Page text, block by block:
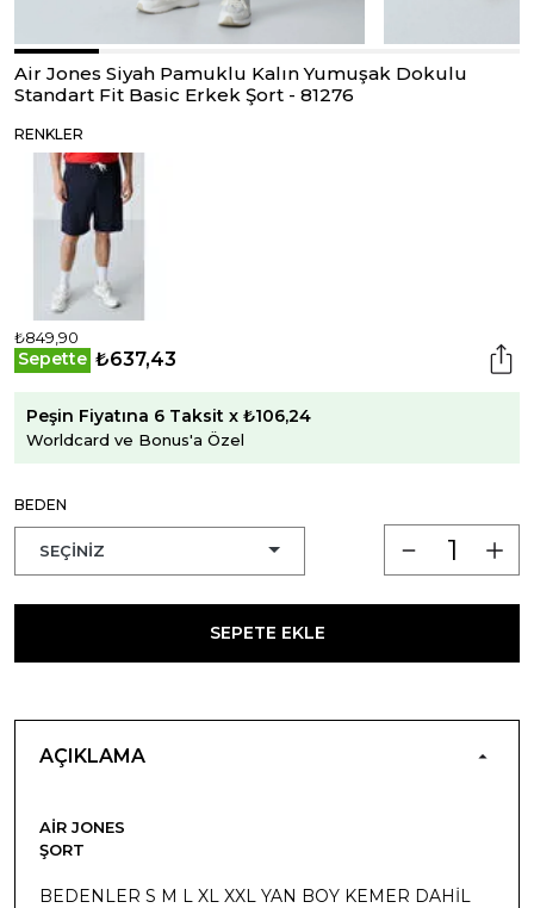
Air Jones Siyah Pamuklu Kalın Yumuşak Dokulu
Standart Fit Basic Erkek Şort - 81276
RENKLER
₺849,90
Sepette ₺637,43
Peşin Fiyatına 6 Taksit x ₺106,24
Worldcard ve Bonus'a Özel
BEDEN
SEPETE EKLE
AÇIKLAMA
AIR JONES
ŞORT
BEDENLER S M L XL XXL YAN BOY KEMER DAHİL